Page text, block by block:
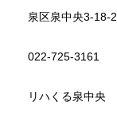
泉区泉中央3-18-2
022-725-3161
リハくる泉中央